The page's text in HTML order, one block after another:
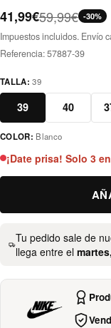
41,99€59,99€ -30%
Impuestos incluidos. Envío
Referencia:57887-39
TALLA:39
39 40
blanco
COLOR: Blanco
¡Date prisa! Solo 3
Tu pedido sale de
llega entre el